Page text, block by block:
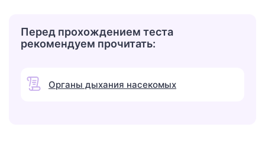
Перед прохождением теста
рекомендуем прочитать:
Органы дыхания насекомых